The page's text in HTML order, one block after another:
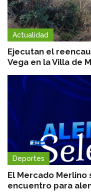
Actualidad
Ejecutan el
Vega en la Villa de
Deportes
El Mercado
encuentro para